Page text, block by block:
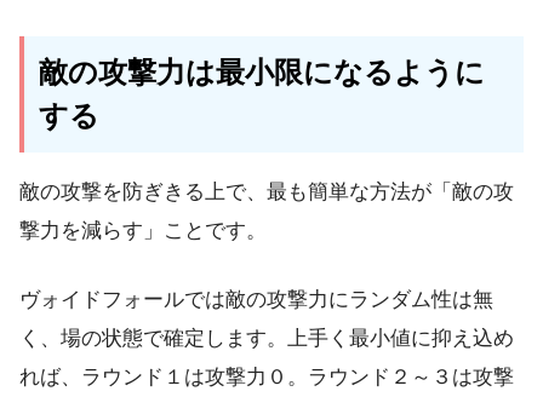
敵の攻撃力は最小限になるように
する
敵の攻撃を防ぎきる上で、最も簡単な方法が「敵の攻
撃力を減らす」ことです。
ヴォイドフォールでは敵の攻撃力にランダム性は無
く、場の状態で確定します。上手く最小値に抑え込め
れば、ラウンド１は攻撃力０。ラウンド２～３は攻撃